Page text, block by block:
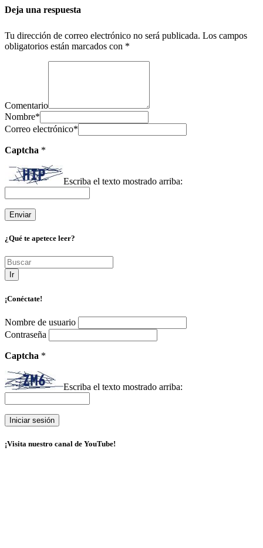
Deja una respuesta
Tu dirección de correo electrónico no será publicada. Los campos
obligatorios están marcados con *
Comentario
Nombre*
Correo electrónico*
Captcha *
Escriba el texto mostrado arriba:
¿Qué te apetece leer?
Ir
¡Conéctate!
Nombre de usuario
Contraseña
Captcha *
Escriba el texto mostrado arriba:
¡Visita nuestro canal de YouTube!